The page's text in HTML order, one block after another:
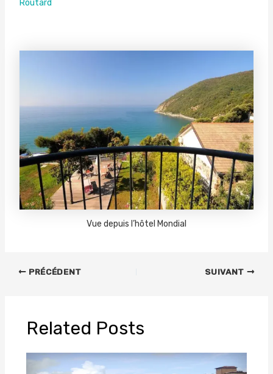
Routard
Vue depuis l’hôtel Mondial
PRÉCÉDENT SUIVANT
Related Posts